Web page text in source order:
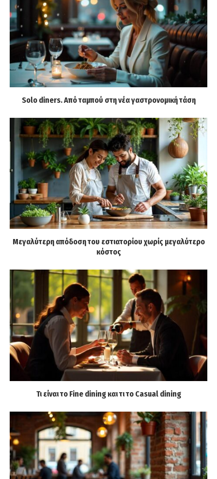
Solo diners. Από ταμπού στη νέα γαστρονομική τάση
Μεγαλύτερη απόδοση του εστιατορίου χωρίς μεγαλύτερο
κόστος
Τι είναι το Fine dining και τι το Casual dining